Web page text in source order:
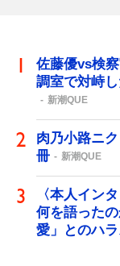
佐藤優vs検
調室で対峙
新潮QUE
肉乃小路ニ
冊
新潮QUE
〈本人イン
何を語った
愛」とのハ